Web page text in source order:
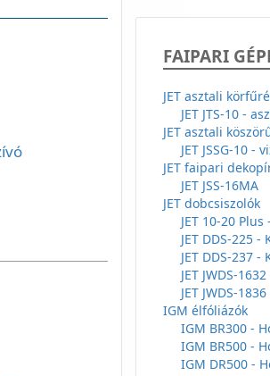
FAIPARI
JET asztali
JET JTS-10 -
JET asztali
JET JSSG-10 -
JET faipari
JET JSS-16MA
JET dobcsiszolók
JET 10-20
JET DDS-225
JET DDS-237
JET JWDS-
JET JWDS-
IGM élfóliázók
IGM BR300 -
IGM BR500 -
IGM DR500 -